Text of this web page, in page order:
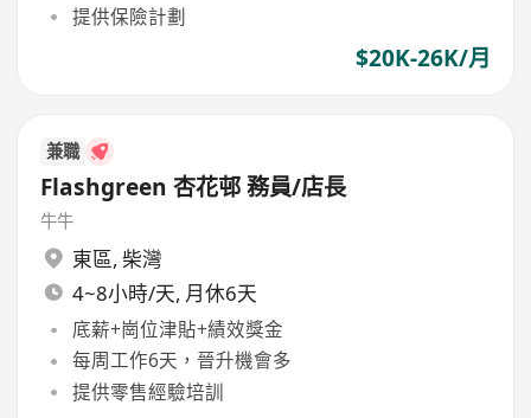
提供保險計劃
$20K-26K/月
兼職
Flashgreen 杏花邨 務員/店長
牛牛
東區, 柴灣
4~8小時/天, 月休6天
底薪+崗位津貼+績效獎金
每周工作6天，晉升機會多
提供零售經驗培訓